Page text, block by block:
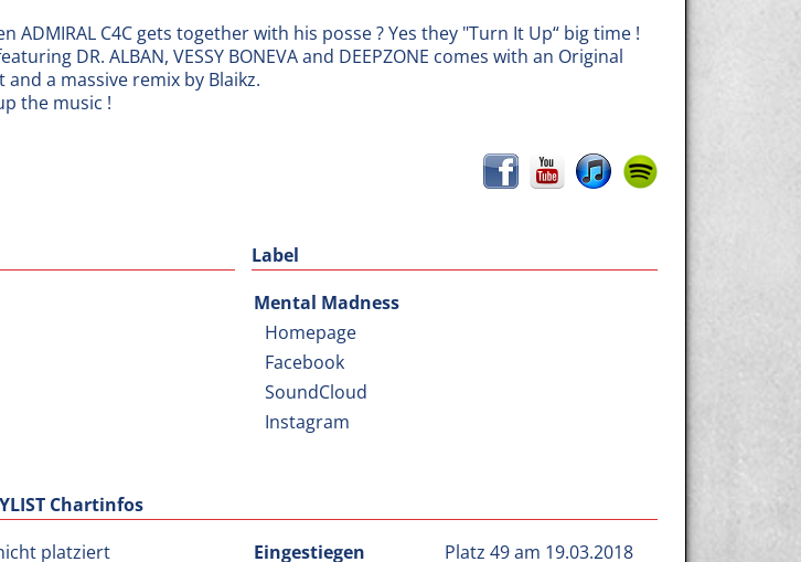
ADMIRAL C4C gets together with his posse ? Yes they "Turn It Up“ big time !
DR. ALBAN, VESSY BONEVA and DEEPZONE comes with an Original
and a massive remix by Blaikz.
the music !
Label
Mental Madness
Homepage
Facebook
SoundCloud
Instagram
Chartinfos
platziert Eingestiegen Platz 49 am 19.03.2018